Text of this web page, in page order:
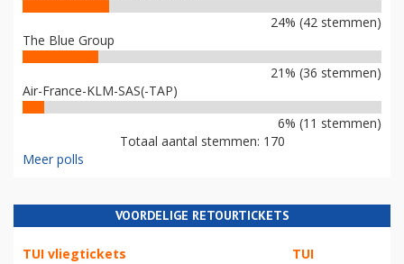
24% (42 stemmen)
The Blue Group
21% (36 stemmen)
Air-France-KLM-SAS(-TAP)
6% (11 stemmen)
Totaal aantal stemmen: 170
Meer polls
VOORDELIGE RETOURTICKETS
TUI vliegtickets TUI